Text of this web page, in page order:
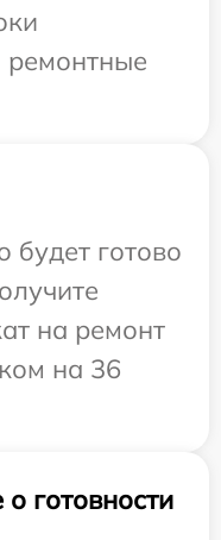
будет готово
на ремонт
на 36
готовности